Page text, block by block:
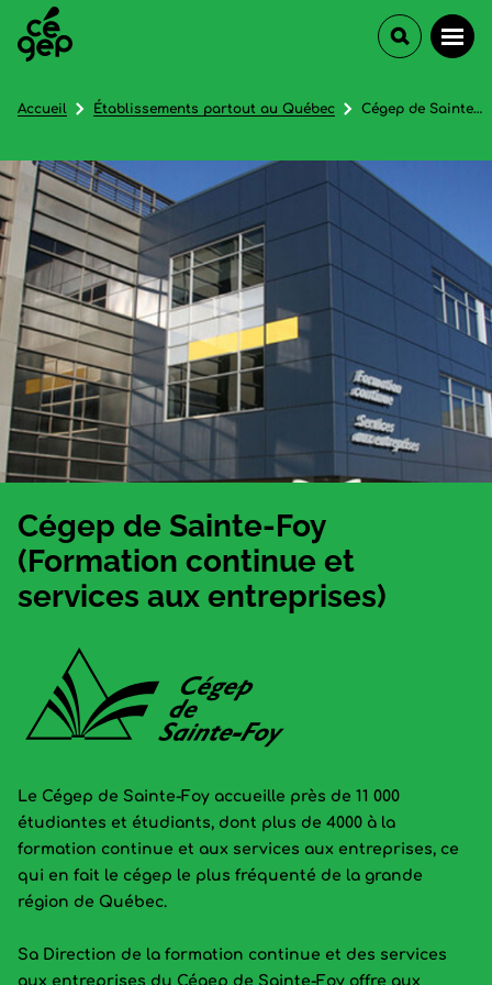
Cégep de Sainte-Foy
(Formation continue et
services aux entreprises)
Le Cégep de Sainte-Foy accueille près de 11 000
étudiantes et étudiants, dont plus de 4000 à la
formation continue et aux services aux entreprises, ce
qui en fait le cégep le plus fréquenté de la grande
région de Québec.
Sa Direction de la formation continue et des services
aux entreprises du Cégep de Sainte-Foy offre aux
Accueil Établissements partout au Québec Cégep de Sainte-Foy (Formation continue et services aux entreprises)